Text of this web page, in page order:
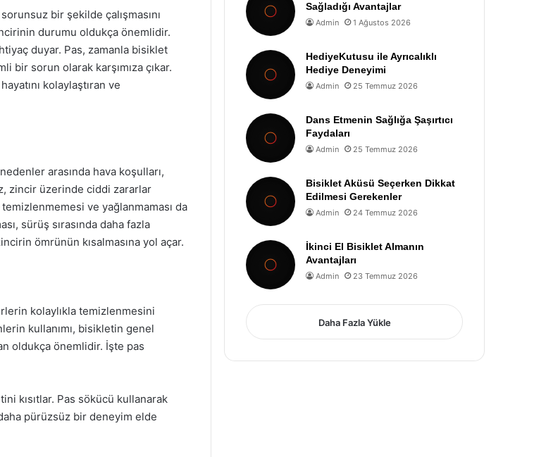
bir şekilde çalışmasını
durumu oldukça önemlidir.
duyar. Pas, zamanla bisiklet
sorun olarak karşımıza çıkar.
kolaylaştıran ve
arasında hava koşulları,
zincir üzerinde ciddi zararlar
ve yağlanmaması da
sürüş sırasında daha fazla
ömrünün kısalmasına yol açar.
kolaylıkla temizlenmesini
kullanımı, bisikletin genel
oldukça önemlidir. İşte pas
kısıtlar. Pas sökücü kullanarak
pürüzsüz bir deneyim elde
Sağladığı Avantajlar
Admin 1 Ağustos 2026
HediyeKutusu ile Ayrıcalıklı
Hediye Deneyimi
Admin 25 Temmuz 2026
Dans Etmenin Sağlığa Şaşırtıcı
Faydaları
Admin 25 Temmuz 2026
Bisiklet Aküsü Seçerken Dikkat
Edilmesi Gerekenler
Admin 24 Temmuz 2026
İkinci El Bisiklet Almanın
Avantajları
Admin 23 Temmuz 2026
Daha Fazla Yükle